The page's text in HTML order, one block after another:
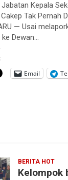
Kepala
Tak Pernah
— Usai
Dewan…
Email
BERITA HOT
Kelompok